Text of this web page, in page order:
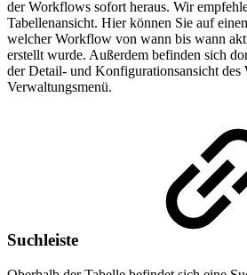
der Workflows sofort heraus. Wir
Tabellenansicht. Hier können Sie auf
welcher Workflow von wann bis wann
erstellt wurde. Außerdem befinden sich
der Detail- und Konfigurationsansicht
Verwaltungsmenü.
Suchleiste